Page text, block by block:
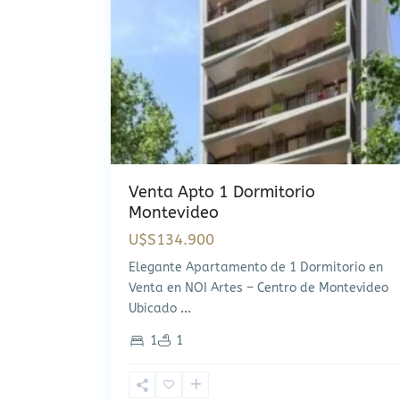
Venta Apto 1 Dormitorio
Montevideo
U$S134.900
Elegante Apartamento de 1 Dormitorio en
Venta en NOI Artes – Centro de Montevideo
Ubicado ...
1 1